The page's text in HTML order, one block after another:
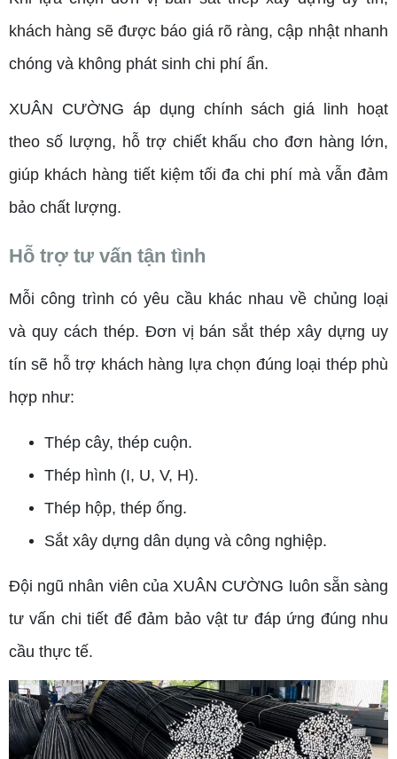
khách hàng sẽ được báo giá rõ ràng, cập nhật nhanh
chóng và không phát sinh chi phí ẩn.
XUÂN CƯỜNG áp dụng chính sách giá linh hoạt
theo số lượng, hỗ trợ chiết khấu cho đơn hàng lớn,
giúp khách hàng tiết kiệm tối đa chi phí mà vẫn đảm
bảo chất lượng.
Hỗ trợ tư vấn tận tình
Mỗi công trình có yêu cầu khác nhau về chủng loại
và quy cách thép. Đơn vị bán sắt thép xây dựng uy
tín sẽ hỗ trợ khách hàng lựa chọn đúng loại thép phù
hợp như:
Thép cây, thép cuộn.
Thép hình (I, U, V, H).
Thép hộp, thép ống.
Sắt xây dựng dân dụng và công nghiệp.
Đội ngũ nhân viên của XUÂN CƯỜNG luôn sẵn sàng
tư vấn chi tiết để đảm bảo vật tư đáp ứng đúng nhu
cầu thực tế.